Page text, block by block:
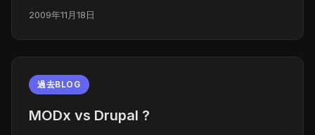
2009年11月18日
過去BLOG
MODx vs Drupal ?